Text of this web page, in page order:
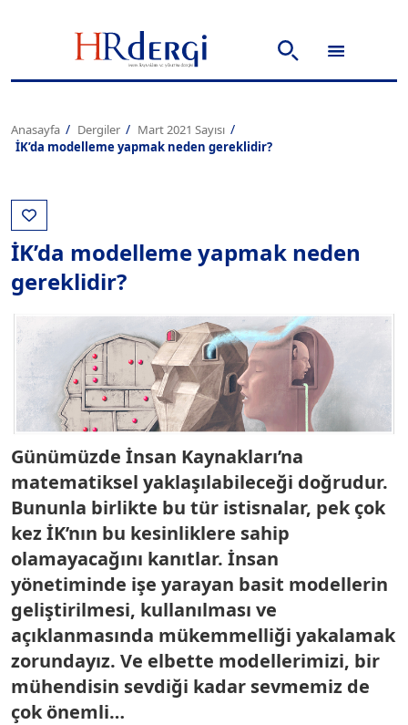
Anasayfa Dergiler
Mart 2021 Sayısı
İK’da modelleme yapmak neden gereklidir?
İK’da modelleme yapmak neden
gereklidir?
Günümüzde İnsan Kaynakları’na
matematiksel yaklaşılabileceği doğrudur.
Bununla birlikte bu tür istisnalar, pek çok
kez İK’nın bu kesinliklere sahip
olamayacağını kanıtlar. İnsan
yönetiminde işe yarayan basit modellerin
geliştirilmesi, kullanılması ve
açıklanmasında mükemmelliği yakalamak
zorundayız. Ve elbette modellerimizi, bir
mühendisin sevdiği kadar sevmemiz de
çok önemli…